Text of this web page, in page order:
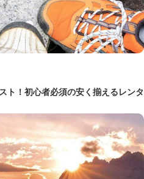
ト！初心者必須の安く揃えるレンタ